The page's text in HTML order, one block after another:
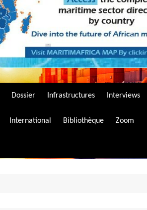
Dossier Infrastructures Interviews
International Bibliothèque Zoom